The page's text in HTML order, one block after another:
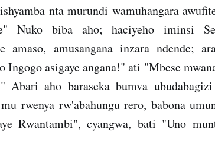
nta murundi wamuhangara
Nuko biba aho; haciyeho iminsi
amaso, amusangana inzara ndende;
asigaye angana!" ati "Mbese
Abari aho baraseka bumva
rwenya rw'abahungu rero, babona
Rwantambi", cyangwa, bati "Uno